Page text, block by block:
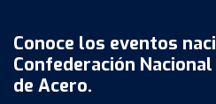
Conoce los eventos
Confederación
de Acero.